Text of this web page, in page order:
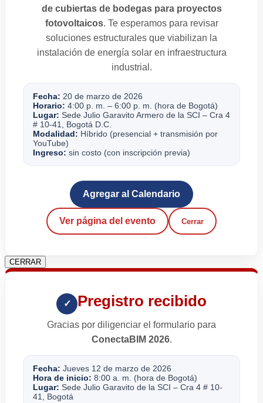
de cubiertas de bodegas para proyectos
fotovoltaicos. Te esperamos para revisar
soluciones estructurales que viabilizan la
instalación de energía solar en infraestructura
industrial.
Fecha: 20 de marzo de 2026
Horario: 4:00 p. m. – 6:00 p. m. (hora de Bogotá)
Lugar: Sede Julio Garavito Armero de la SCI – Cra 4
# 10-41, Bogotá D.C.
Modalidad: Híbrido (presencial + transmisión por
YouTube)
Ingreso: sin costo (con inscripción previa)
Agregar al Calendario
Ver página del evento Cerrar
CERRAR
✓ Pregistro recibido
Gracias por diligenciar el formulario para
ConectaBIM 2026.
Fecha: Jueves 12 de marzo de 2026
Hora de inicio: 8:00 a. m. (hora de Bogotá)
Lugar: Sede Julio Garavito de la SCI – Cra 4 # 10-
41, Bogotá